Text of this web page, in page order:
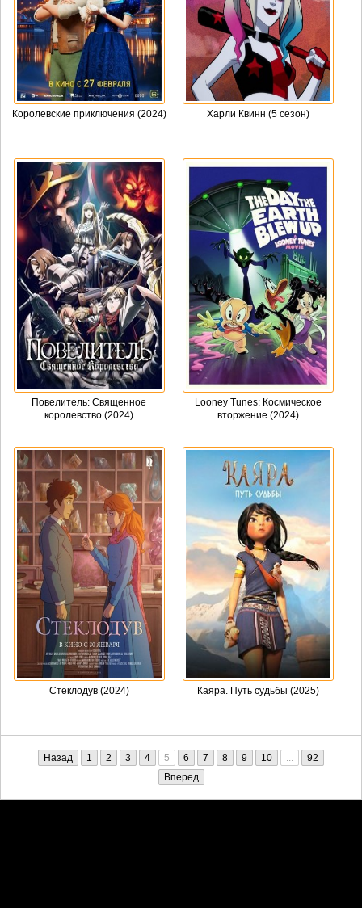
Королевские приключения (2024) Харли Квинн (5 сезон)
Повелитель: Священное
королевство (2024)
Looney Tunes: Космическое
вторжение (2024)
Стеклодув (2024) Каяра. Путь судьбы (2025)
Назад 1 2 3 4 5 6 7 8 9 10 ...
92
Вперед